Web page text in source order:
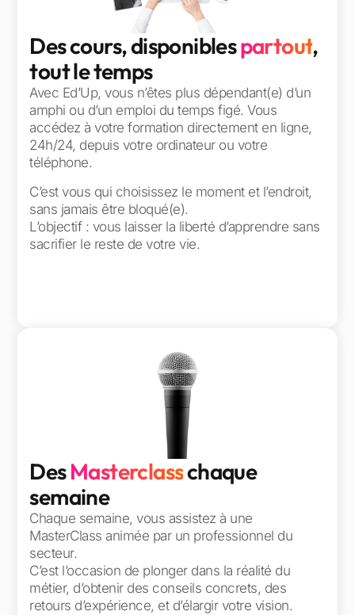
Des cours, disponiblespartout,
tout le temps
Avec Ed’Up, vous n’êtes plus dépendant(e) d’un
amphi ou d’un emploi du temps figé. Vous
accédez à votre formation directement en ligne,
24h/24, depuis votre ordinateur ou votre
téléphone.
C’est vous qui choisissez le moment et l’endroit,
sans jamais être bloqué(e).
L’objectif : vous laisser la liberté d’apprendre sans
sacrifier le reste de votre vie.
DesMasterclasschaque
semaine
Chaque semaine, vous assistez à une
MasterClass animée par un professionnel du
secteur.
C’est l’occasion de plonger dans la réalité du
métier, d’obtenir des conseils concrets, des
retours d’expérience, et d’élargir votre vision.